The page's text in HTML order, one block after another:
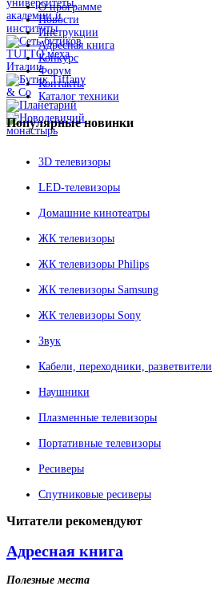
О программе
Новости
Инструкции
Адресная книга
Конкурс
Форум
Контакты
Каталог техники
Популярныеновинки
3D телевизоры
LED-телевизоры
Домашние кинотеатры
ЖК телевизоры
ЖК телевизоры Philips
ЖК телевизоры Samsung
ЖК телевизоры Sony
Звук
Кабели, переходники, разветвители
Наушники
Плазменные телевизоры
Портативные телевизоры
Ресиверы
Спутниковые ресиверы
Читатели рекомендуют
Адресная книга
Полезные места